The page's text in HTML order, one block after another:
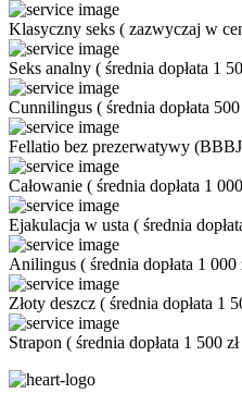
Klasyczny seks ( zazwyczaj w
Seks analny ( średnia dopłata 1
Cunnilingus ( średnia dopłata
Fellatio bez prezerwatywy
Całowanie ( średnia dopłata 1
Ejakulacja w usta ( średnia
Anilingus ( średnia dopłata 1 000
Złoty deszcz ( średnia dopłata 1
Strapon ( średnia dopłata 1 500 zł